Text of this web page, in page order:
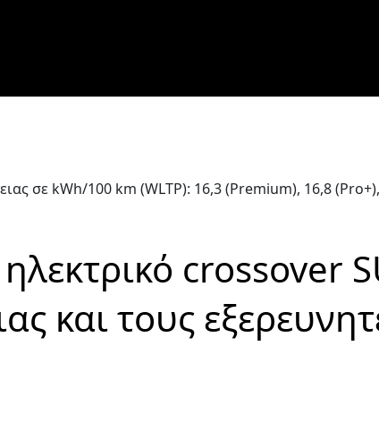
σε kWh/100 km (WLTP): 16,3 (Premium), 16,8
crossover
και τους